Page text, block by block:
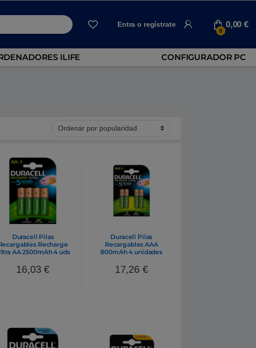
Entra o regístrate
0
0,00€
ILIFE CONFIGURADOR PC
Duracell Pilas
Recharge
AA 2500mAh 4 uds
16,03€
Duracell Pilas
Recargables AAA
800mAh 4 unidades
17,26 €